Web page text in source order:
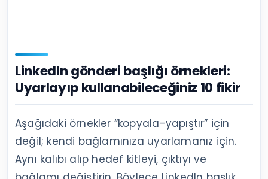
LinkedIn gönderi başlığı örnekleri:
Uyarlayıp kullanabileceğiniz 10 fikir
Aşağıdaki örnekler “kopyala-yapıştır” için
değil; kendi bağlamınıza uyarlamanız için.
Aynı kalıbı alıp hedef kitleyi, çıktıyı ve